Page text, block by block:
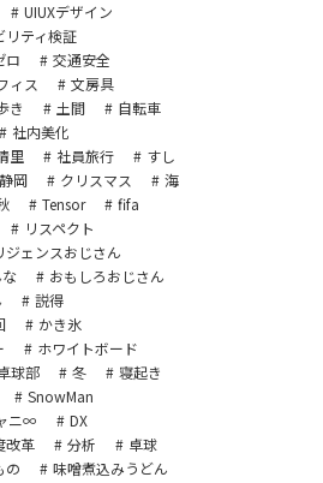
UIUXデザイン
リティ検証
ロ
交通安全
ィス
文房具
き 土間
自転車
社内美化
里 社員旅行
すし
静岡 クリスマス
海
Tensor
fifa
リスペクト
ジェンスおじさん
おもしろおじさん
説得
かき氷
ホワイトボード
球部 冬
寝起き
SnowMan
ニ∞
DX
改革 分析
卓球
の 味噌煮込みうどん